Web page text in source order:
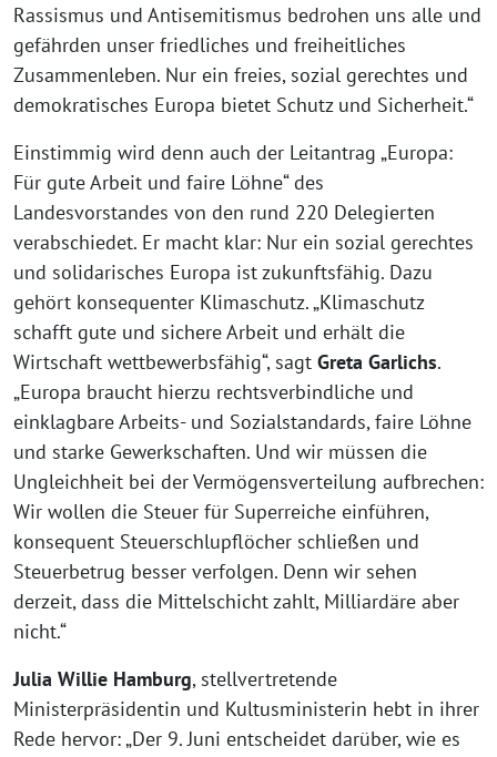
Rassismus und Antisemitismus bedrohen uns alle und
gefährden unser friedliches und freiheitliches
Zusammenleben. Nur ein freies, sozial gerechtes und
demokratisches Europa bietet Schutz und Sicherheit.“
Einstimmig wird denn auch der Leitantrag „Europa:
Für gute Arbeit und faire Löhne“ des
Landesvorstandes von den rund 220 Delegierten
verabschiedet. Er macht klar: Nur ein sozial gerechtes
und solidarisches Europa ist zukunftsfähig. Dazu
gehört konsequenter Klimaschutz. „Klimaschutz
schafft gute und sichere Arbeit und erhält die
Wirtschaft wettbewerbsfähig“, sagt Greta Garlichs.
„Europa braucht hierzu rechtsverbindliche und
einklagbare Arbeits- und Sozialstandards, faire Löhne
und starke Gewerkschaften. Und wir müssen die
Ungleichheit bei der Vermögensverteilung aufbrechen:
Wir wollen die Steuer für Superreiche einführen,
konsequent Steuerschlupflöcher schließen und
Steuerbetrug besser verfolgen. Denn wir sehen
derzeit, dass die Mittelschicht zahlt, Milliardäre aber
nicht.“
Julia Willie Hamburg, stellvertretende
Ministerpräsidentin und Kultusministerin hebt in ihrer
Rede hervor: „Der 9. Juni entscheidet darüber, wie es